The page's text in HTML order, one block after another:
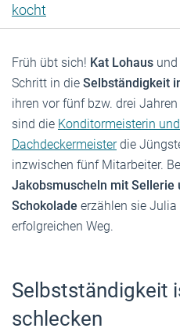
kocht
Früh übt sich! Kat Lohaus und
Schritt in die Selbständigkeit
ihren vor fünf bzw. drei
sind die Konditormeisterin
Dachdeckermeisterdie
inzwischen fünf Mitarbeiter.
Jakobsmuscheln mit Sellerie
Schokolade erzählen sie
erfolgreichen Weg.
Selbstständigkeit
schlecken